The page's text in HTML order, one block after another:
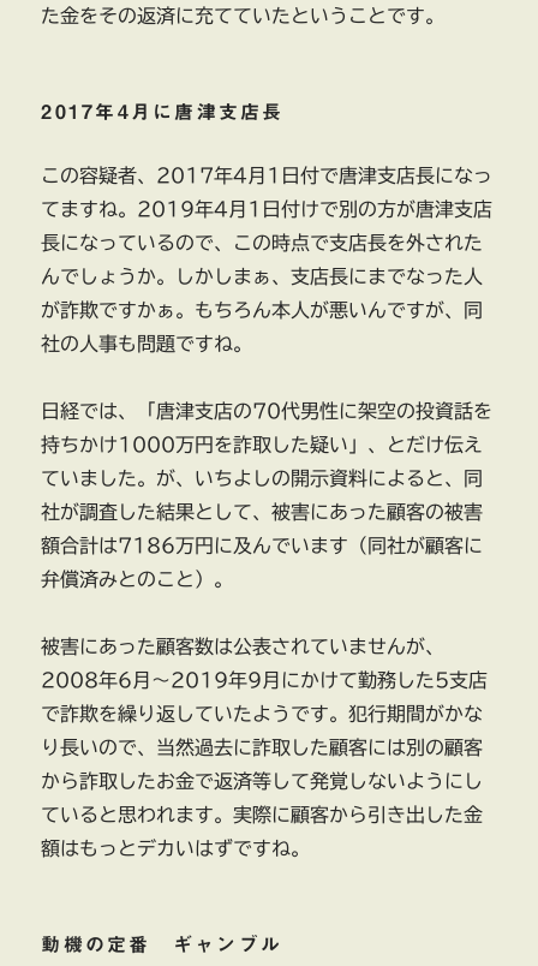
2）
た金をその返済に充てていたということです。
2017年4月に唐津支店長
この容疑者、2017年4月1日付で唐津支店長になっ
てますね。2019年4月1日付けで別の方が唐津支店
長になっているので、この時点で支店長を外された
んでしょうか。しかしまぁ、支店長にまでなった人
が詐欺ですかぁ。もちろん本人が悪いんですが、同
社の人事も問題ですね。
日経では、「唐津支店の70代男性に架空の投資話を
持ちかけ1000万円を詐取した疑い」、とだけ伝え
ていました。が、いちよしの開示資料によると、同
社が調査した結果として、被害にあった顧客の被害
額合計は7186万円に及んでいます（同社が顧客に
弁償済みとのこと）。
被害にあった顧客数は公表されていませんが、
2008年6月～2019年9月にかけて勤務した5支店
で詐欺を繰り返していたようです。犯行期間がかな
り長いので、当然過去に詐取した顧客には別の顧客
から詐取したお金で返済等して発覚しないようにし
ていると思われます。実際に顧客から引き出した金
額はもっとデカいはずですね。
動機の定番 ギャンブル